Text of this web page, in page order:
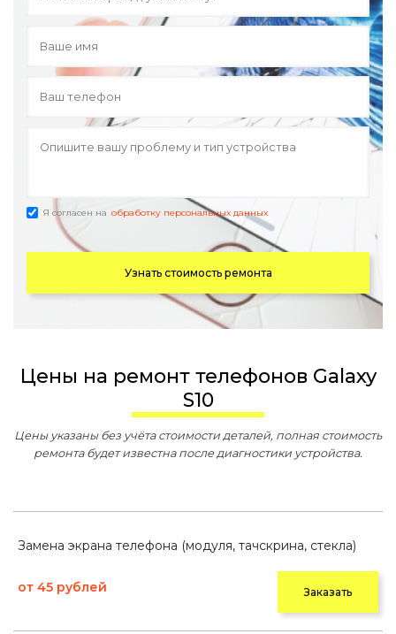
Я согласен на обработку персональных данных
Узнать стоимость ремонта
Цены на ремонт телефонов Galaxy
S10
Цены указаны без учёта стоимости деталей, полная стоимость
ремонта будет известна после диагностики устройства.
Замена экрана телефона (модуля, тачскрина, стекла)
от 45 рублей Заказать